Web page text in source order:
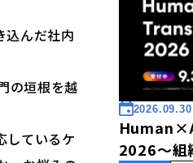
込んだ社内
の垣根を越
しているケ
2026〜組